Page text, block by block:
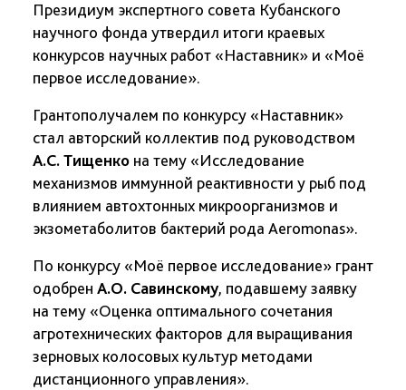
Президиум экспертного совета Кубанского
научного фонда утвердил итоги краевых
конкурсов научных работ «Наставник» и «Моё
первое исследование».
Грантополучалем по конкурсу «Наставник»
стал авторский коллектив под руководством
А.С. Тищенко на тему «Исследование
механизмов иммунной реактивности у рыб под
влиянием автохтонных микроорганизмов и
экзометаболитов бактерий рода Aeromonas».
По конкурсу «Моё первое исследование» грант
одобрен А.О. Савинскому, подавшему заявку
на тему «Оценка оптимального сочетания
агротехнических факторов для выращивания
зерновых колосовых культур методами
дистанционного управления».